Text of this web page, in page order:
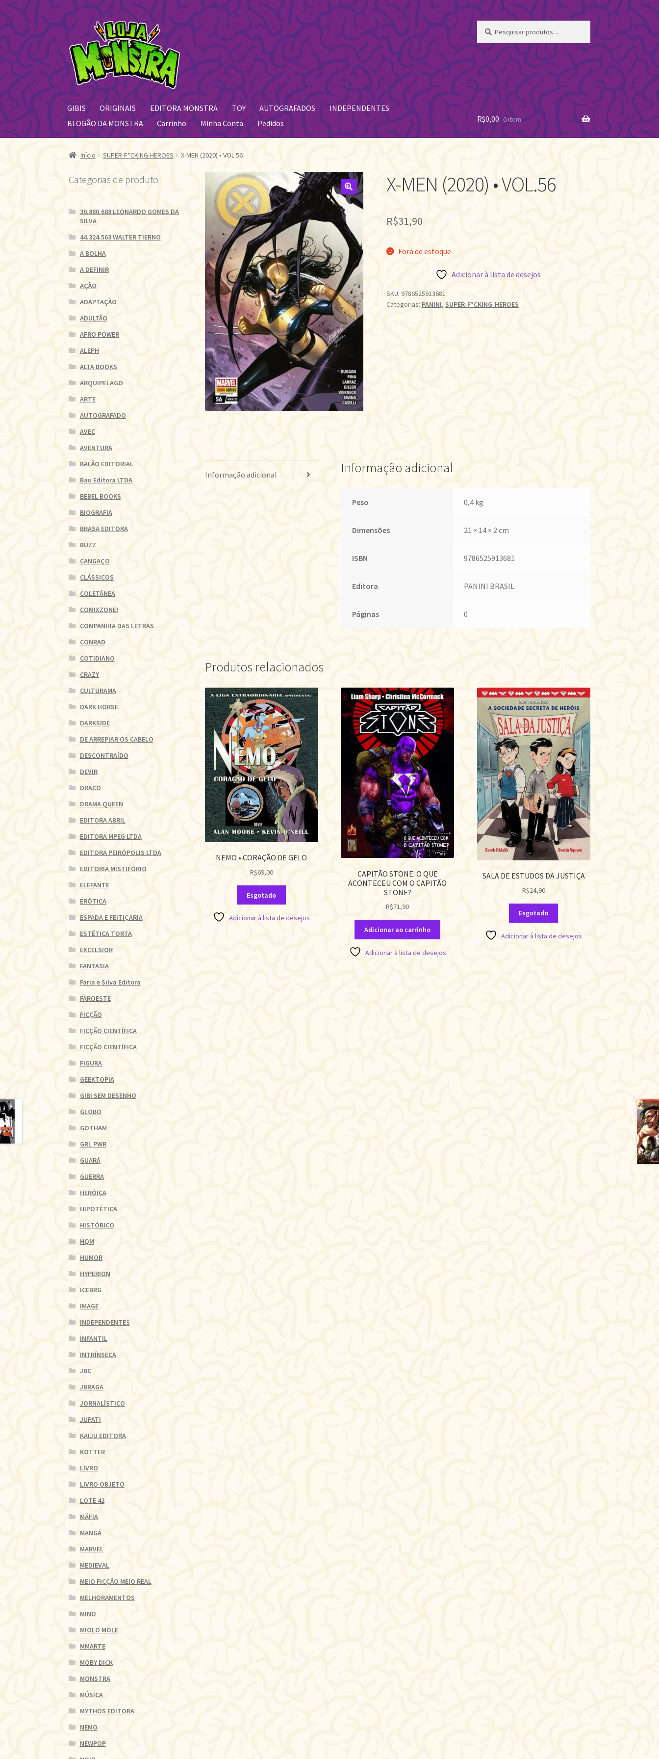
Pular
para
navegação
Pular
para
o
conteúdo
por:
GIBIS ORIGINAIS EDITORA MONSTRA TOY AUTOGRAFADOS
INDEPENDENTES
BLOGÃO DA MONSTRA
Carrinho Minha Conta Pedidos R$0,00 0 item
Início SUPER-F*CKING-HEROES X-MEN (2020) • VOL.56
🔍
X-MEN (2020) • VOL.56
R$31,90
Fora de estoque
Adicionar à lista de desejos
SKU: 9786525913681
Categorias: PANINI, SUPER-F*CKING-HEROES
Informação adicional Informação adicional
Peso 0,4 kg
Dimensões 21 × 14 × 2 cm
ISBN 9786525913681
Editora PANINI BRASIL
Páginas 0
Produtos relacionados
NEMO • CORAÇÃO DE GELO
R$69,00
Esgotado
Adicionar à lista de desejos
CAPITÃO STONE: O QUE
ACONTECEU COM O CAPITÃO
STONE?
R$71,90
Adicionar ao carrinho
Adicionar à lista de desejos
SALA DE ESTUDOS DA JUSTIÇA
R$24,90
Esgotado
Adicionar à lista de desejos
Categorias de produto
30.880.688 LEONARDO GOMES DA
SILVA
44.324.563 WALTER TIERNO
A BOLHA
A DEFINIR
AÇÃO
ADAPTAÇÃO
ADULTÃO
AFRO POWER
ALEPH
ALTA BOOKS
ARQUIPELAGO
ARTE
AUTOGRAFADO
AVEC
AVENTURA
BALÃO EDITORIAL
Bau Editora LTDA
BEBEL BOOKS
BIOGRAFIA
BRASA EDITORA
BUZZ
CANGAÇO
CLÁSSICOS
COLETÂNEA
COMIXZONE!
COMPANHIA DAS LETRAS
CONRAD
COTIDIANO
CRAZY
CULTURAMA
DARK HORSE
DARKSIDE
DE ARREPIAR OS CABELO
DESCONTRAÍDO
DEVIR
DRACO
DRAMA QUEEN
EDITORA ABRIL
EDITORA MPEG LTDA
EDITORA PEIRÓPOLIS LTDA
EDITORIA MISTIFÓRIO
ELEFANTE
ERÓTICA
ESPADA E FEITIÇARIA
ESTÉTICA TORTA
EXCELSIOR
FANTASIA
Faria e Silva Editora
FAROESTE
FICÇÃO
FICÇÃO CIENTÍFICA
FICÇÃO CIENTÍFICA
FIGURA
GEEKTOPIA
GIBI SEM DESENHO
GLOBO
GOTHAM
GRL PWR
GUARÁ
GUERRA
HERÓICA
HIPOTÉTICA
HISTÓRICO
HQM
HUMOR
HYPERION
ICEBRG
IMAGE
INDEPENDENTES
INFANTIL
INTRÍNSECA
JBC
JBRAGA
JORNALÍSTICO
JUPATI
KAIJU EDITORA
KOTTER
LIVRO
LIVRO OBJETO
LOTE 42
MÁFIA
MANGÁ
MARVEL
MEDIEVAL
MEIO FICÇÃO MEIO REAL
MELHORAMENTOS
MINO
MIOLO MOLE
MMARTE
MOBY DICK
MONSTRA
MÚSICA
MYTHOS EDITORA
NEMO
NEWPOP